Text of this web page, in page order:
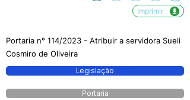
Imprimir
Portaria n° 114/2023 - Atribuir a servidora Sueli
Cosmiro de Oliveira
Legislação
Portaria